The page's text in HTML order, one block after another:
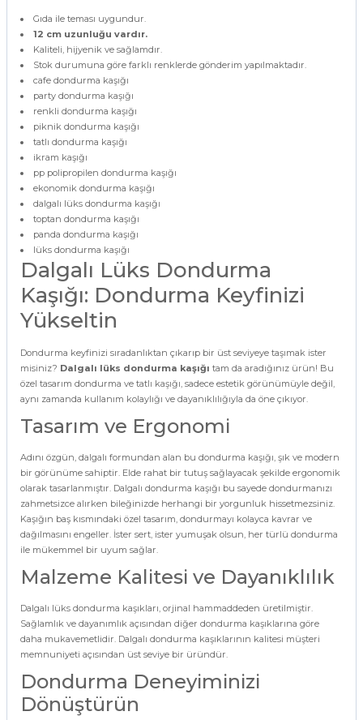
Gıda ile teması uygundur.
12 cm uzunluğu vardır.
Kaliteli, hijyenik ve sağlamdır.
Stok durumuna göre farklı renklerde gönderim yapılmaktadır.
cafe dondurma kaşığı
party dondurma kaşığı
renkli dondurma kaşığı
piknik dondurma kaşığı
tatlı dondurma kaşığı
ikram kaşığı
pp polipropilen dondurma kaşığı
ekonomik dondurma kaşığı
dalgalı lüks dondurma kaşığı
toptan dondurma kaşığı
panda dondurma kaşığı
lüks dondurma kaşığı
Dalgalı Lüks Dondurma
Kaşığı: Dondurma Keyfinizi
Yükseltin
Dondurma keyfinizi sıradanlıktan çıkarıp bir üst seviyeye taşımak ister
misiniz? Dalgalı lüks dondurma kaşığı tam da aradığınız ürün! Bu
özel tasarım dondurma ve tatlı kaşığı, sadece estetik görünümüyle değil,
aynı zamanda kullanım kolaylığı ve dayanıklılığıyla da öne çıkıyor.
Tasarım ve Ergonomi
Adını özgün, dalgalı formundan alan bu dondurma kaşığı, şık ve modern
bir görünüme sahiptir. Elde rahat bir tutuş sağlayacak şekilde ergonomik
olarak tasarlanmıştır. Dalgalı dondurma kaşığı bu sayede dondurmanızı
zahmetsizce alırken bileğinizde herhangi bir yorgunluk hissetmezsiniz.
Kaşığın baş kısmındaki özel tasarım, dondurmayı kolayca kavrar ve
dağılmasını engeller. İster sert, ister yumuşak olsun, her türlü dondurma
ile mükemmel bir uyum sağlar.
Malzeme Kalitesi ve Dayanıklılık
Dalgalı lüks dondurma kaşıkları, orjinal hammaddeden üretilmiştir.
Sağlamlık ve dayanımlık açısından diğer dondurma kaşıklarına göre
daha mukavemetlidir. Dalgalı dondurma kaşıklarının kalitesi müşteri
memnuniyeti açısından üst seviye bir üründür.
Dondurma Deneyiminizi
Dönüştürün